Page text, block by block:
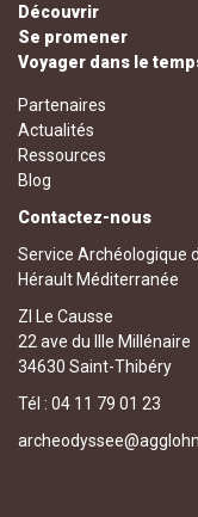
Découvrir
Se promener
Voyager dans le
Partenaires
Actualités
Ressources
Blog
Contactez-nous
Service Archéologique
Hérault Méditerranée
ZI Le Causse
22 ave du IIIe Millénaire
34630 Saint-Thibéry
Tél : 04 11 79 01 23